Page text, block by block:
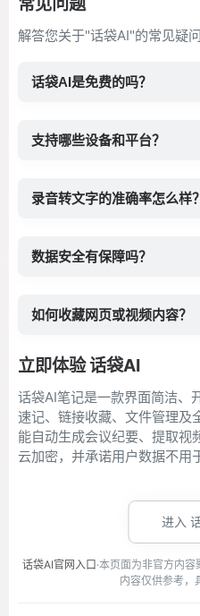
解答您关于"话袋AI"的常见疑
话袋AI是免费的吗？
支持哪些设备和平台？
录音转文字的准确率怎么样？
数据安全有保障吗？
如何收藏网页或视频内容？
立即体验 话袋AI
话袋AI笔记是一款界面简洁、
速记、链接收藏、文件管理及
能自动生成会议纪要、提取视
云加密，并承诺用户数据不用
进入
话袋AI官网入口 ·本页面为非官方内
内容仅供参考，